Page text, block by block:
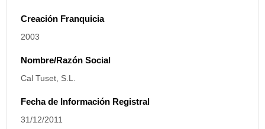
Creación Franquicia
2003
Nombre/Razón Social
Cal Tuset, S.L.
Fecha de Información Registral
31/12/2011